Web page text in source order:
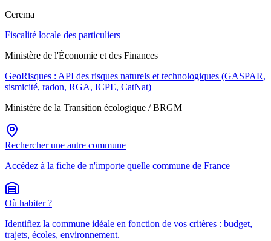
Cerema
Fiscalité locale des particuliers
Ministère de l'Économie et des Finances
GeoRisques : API des risques naturels et technologiques (GASPAR,
sismicité, radon, RGA, ICPE, CatNat)
Ministère de la Transition écologique / BRGM
Rechercher une autre commune
Accédez à la fiche de n'importe quelle commune de France
Où habiter ?
Identifiez la commune idéale en fonction de vos critères : budget,
trajets, écoles, environnement.